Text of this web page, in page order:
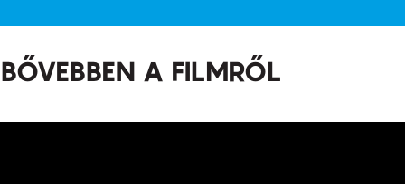
BŐVEBBEN A FILMRŐL